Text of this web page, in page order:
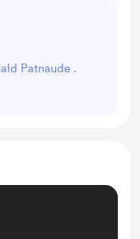
Patnaude .